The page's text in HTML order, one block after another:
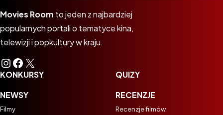
Movies Room to jeden z najbardziej
popularnych portali o tematyce kina,
telewizji i popkultury w kraju.
Instagram
Facebook
X
KONKURSY
NEWSY
Filmy
QUIZY
RECENZJE
Recenzje filmów